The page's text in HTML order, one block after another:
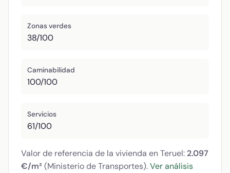
Zonas verdes
38/100
Caminabilidad
100/100
Servicios
61/100
Valor de referencia de la vivienda en Teruel: 2.097
€/m² (Ministerio de Transportes).Ver análisis